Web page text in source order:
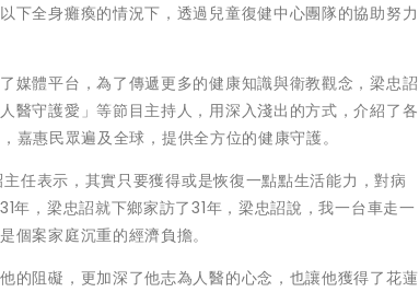
下全身癱瘓的情況下，透過兒童復健中心團隊的協助努力
媒體平台，為了傳遞更多的健康知識與衛教觀念，梁忠詔
醫守護愛」等節目主持人，用深入淺出的方式，介紹了各
惠民眾遍及全球，提供全方位的健康守護。
任表示，其實只要獲得或是恢復一點點生活能力，對病
年，梁忠詔就下鄉家訪了31年，梁忠詔說，我一台車走一
個案家庭沉重的經濟負擔。
的阻礙，更加深了他志為人醫的心念，也讓他獲得了花蓮